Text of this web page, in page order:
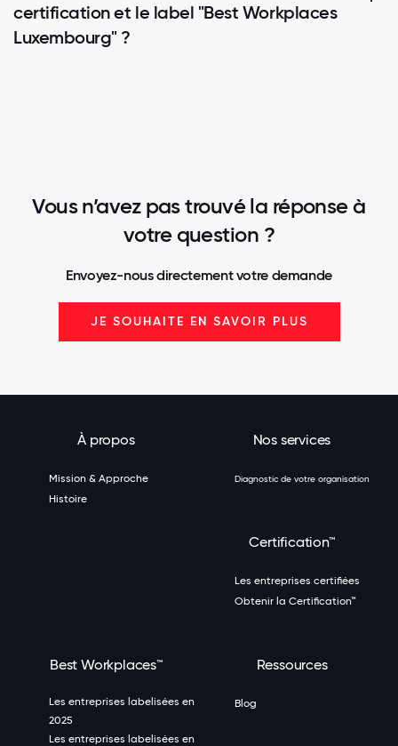
certification et le label "Best Workplaces
Luxembourg" ?
Vous n’avez pas trouvé la réponse à
votre question ?
Envoyez-nous directement votre demande
JE SOUHAITE EN SAVOIR PLUS
À propos
Mission & Approche
Histoire
Nos services
Diagnostic de votre organisation
Certification™
Les entreprises certifiées
Obtenir la Certification™
Best Workplaces™
Les entreprises labelisées en
2025
Les entreprises labelisées en
Ressources
Blog